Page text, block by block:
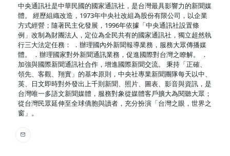
中央通訊社是中華民國的國家通訊社，是台灣最具影響力的新聞媒
體。 經歷組織改造，1973年中央社改組為股份有限公司，以企業
方式經營；隨著民主化發展，1996年依據「中央通訊社設置條
例」改制為財團法人，定位為全民共有的國家通訊社，獨立超然執
行三大法定任務： ．辦理國內外新聞報導業務，服務大眾傳播媒
體。 ．辦理國家對外新聞通訊業務，促進國際對台灣之瞭解。 ．
加強與國際新聞通訊社合作，增進國際新聞交流。 秉持「正確、
領先、客觀、翔實」的基本原則，中央社專業新聞團隊每天以中、
英、日文即時對外發出上千則新聞、照片、圖表、影音與資訊，是
台灣唯一多語文新聞媒體，服務對象從媒體客戶擴大為閱聽大眾；
從台灣民眾延伸至全球僑胞與讀者，充分扮演「台灣之眼，世界之
窗」。